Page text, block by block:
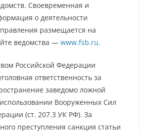
Своевременная и
о деятельности
размещается на
ведомства — www.fsb.ru.
Российской Федерации
ответственность за
заведомо ложной
Вооруженных Сил
(ст. 207.3 УК РФ). За
преступления санкция статьи